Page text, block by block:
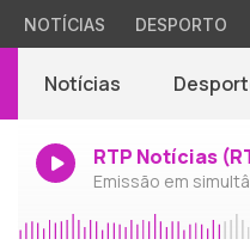
NOTÍCIAS DESPORTO
Notícias
RTP Notícias
Emissão em